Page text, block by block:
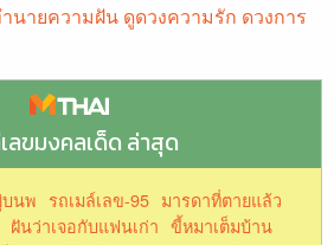
นายความฝัน ดูดวงความรัก ดวงการ
ลขมงคลเด็ด ล่าสุด
นพ รถเมล์เลข-95 มารดาที่ตายแล้ว
ฝันว่าเจอกับแฟนเก่า ขี้หมาเต็มบ้าน